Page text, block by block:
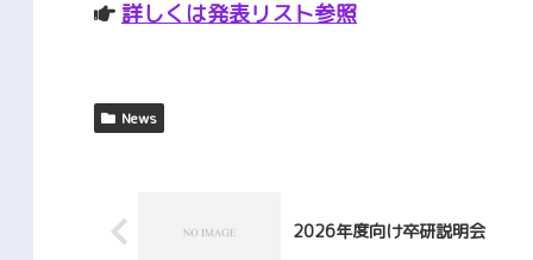
詳しくは発表リスト参照
News
2026年度向け卒研説明会